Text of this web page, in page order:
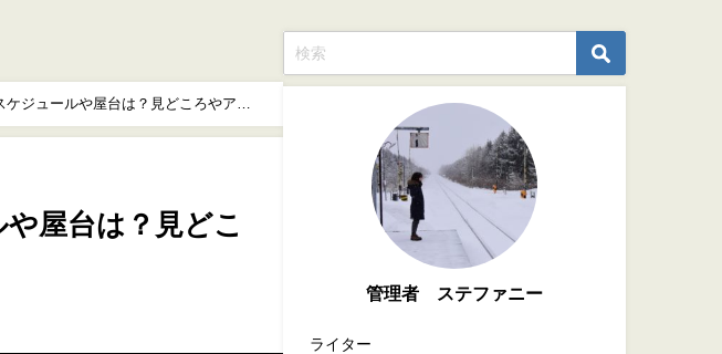
ジュールや屋台は？見どころやアク
屋台は？見どこ
管理者 ステファニー
ライター